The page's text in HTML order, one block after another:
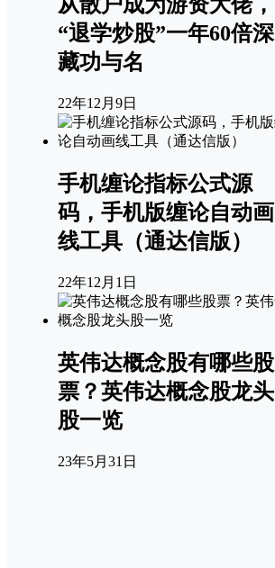
“退学炒股”一年60倍深
藏功与名
22年12月9日
手机缠论指标公式源
码，手机版缠论自动画
线工具（通达信版）
22年12月1日
英伟达概念股有哪些股
票？英伟达概念股龙头
股一览
23年5月31日